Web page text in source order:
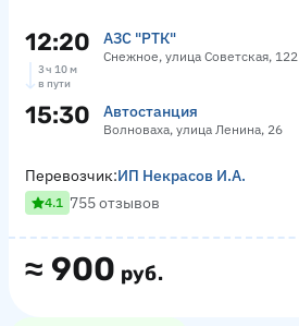
12:20 АЗС "РТК"
Снежное, улица Советская, 122
3 ч 10 м
в пути
15:30 Автостанция
Волноваха, улица Ленина, 26
≈ 900 руб.
Перевозчик:ИП Некрасов И.А.
4.1 755 отзывов